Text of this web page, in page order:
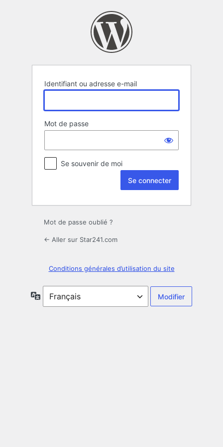
Identifiant ou adresse e-mail
Mot de passe
Se souvenir de moi
Mot de passe oublié ?
← Aller sur Star241.com
Conditions générales d’utilisation du site
Langue